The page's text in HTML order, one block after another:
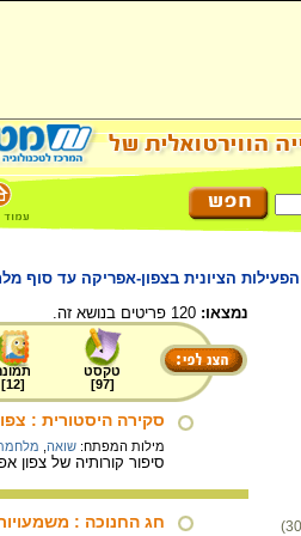
הפעילות הציונית בצפון-אפריקה עד סוף
נמצאו:
טקסט
[
97
]
[
12
]
סקירה היסטורית :
מילות המפתח: שואה
סיפור קורותיה של צפון
חג החנוכה :